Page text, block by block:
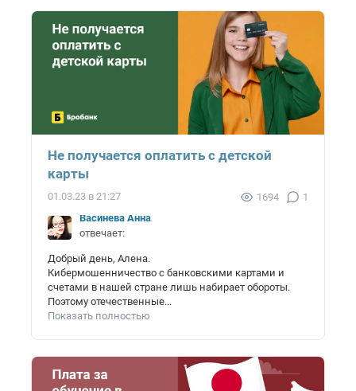
Не получается оплатить с детской
карты
01.03.23 в 21:27 1694
1
Васинёва Анна
отвечает:
Добрый день, Алена.
Кибермошенничество с банковскими картами и
счетами в нашей стране лишь набирает обороты.
Поэтому отечественные...
Показать полностью